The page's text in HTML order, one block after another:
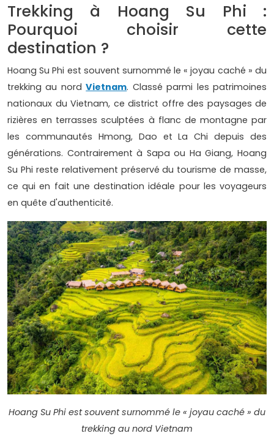
Trekking à Hoang Su Phi :
Pourquoi choisir cette
destination ?
Hoang Su Phi est souvent surnommé le « joyau caché » du
trekking au nordVietnam. Classé parmi les patrimoines
nationaux du Vietnam, ce district offre des paysages de
rizières en terrasses sculptées à flanc de montagne par
les communautés Hmong, Dao et La Chi depuis des
générations. Contrairement à Sapa ou Ha Giang, Hoang
Su Phi reste relativement préservé du tourisme de masse,
ce qui en fait une destination idéale pour les voyageurs
en quête d'authenticité.
Hoang Su Phi est souvent surnommé le « joyau caché » du
trekking au nord Vietnam